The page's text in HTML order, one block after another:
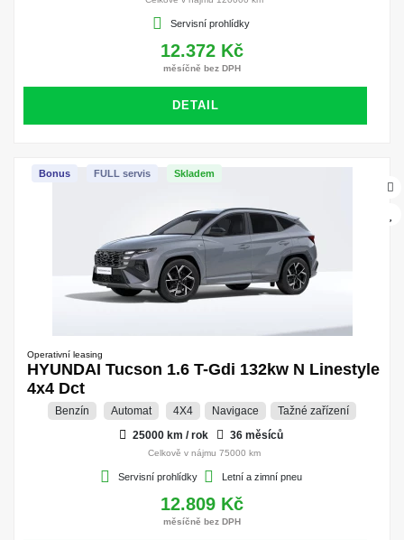
Servisní prohlídky
12.372 Kč
měsíčně bez DPH
DETAIL
Skladem
FULL servis
Bonus
Operativní leasing
HYUNDAI Tucson 1.6 T-Gdi 132kw N Linestyle
4x4 Dct
Benzín Automat 4X4 Navigace
Tažné zařízení
25000 km / rok
36 měsíců
Celkově v nájmu 75000 km
Servisní prohlídky Letní a zimní pneu
12.809 Kč
měsíčně bez DPH